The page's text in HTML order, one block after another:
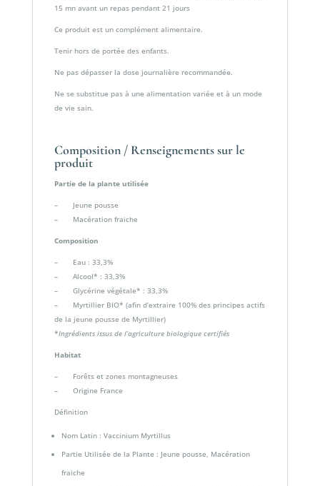
15 mn avant un repas pendant 21 jours
Ce produit est un complément alimentaire.
Tenir hors de portée des enfants.
Ne pas dépasser la dose journalière recommandée.
Ne se substitue pas à une alimentation variée et à un mode
de vie sain.
Composition / Renseignements sur le
produit
Partie de la plante utilisée
– Jeune pousse
– Macération fraiche
Composition
– Eau : 33,3%
– Alcool* : 33,3%
– Glycérine végétale* : 33,3%
– Myrtillier BIO* (afin d’extraire 100% des principes actifs
de la jeune pousse de Myrtillier)
*Ingrédients issus de l’agriculture biologique certifiés
Habitat
– Forêts et zones montagneuses
– Origine France
Définition
Nom Latin : Vaccinium Myrtillus
Partie Utilisée de la Plante : Jeune pousse, Macération
fraiche